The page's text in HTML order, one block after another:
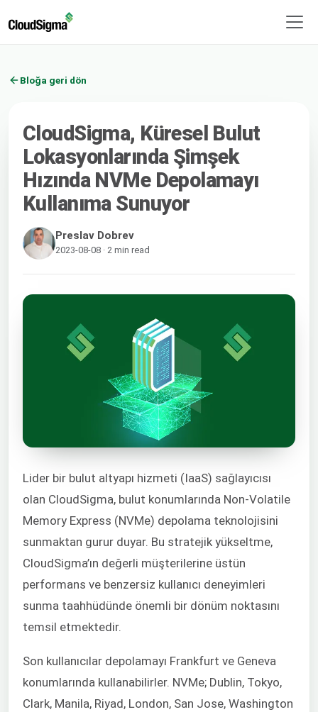
Bloğa geri dön
CloudSigma, Küresel Bulut
Lokasyonlarında Şimşek
Hızında NVMe Depolamayı
Kullanıma Sunuyor
Preslav Dobrev
2023-08-08 · 2 min read
Lider bir bulut altyapı hizmeti (IaaS) sağlayıcısı
olan CloudSigma, bulut konumlarında Non-Volatile
Memory Express (NVMe) depolama teknolojisini
sunmaktan gurur duyar. Bu stratejik yükseltme,
CloudSigma’ın değerli müşterilerine üstün
performans ve benzersiz kullanıcı deneyimleri
sunma taahhüdünde önemli bir dönüm noktasını
temsil etmektedir.
Son kullanıcılar depolamayı Frankfurt ve Geneva
konumlarında kullanabilirler. NVMe; Dublin, Tokyo,
Clark, Manila, Riyad, London, San Jose, Washington